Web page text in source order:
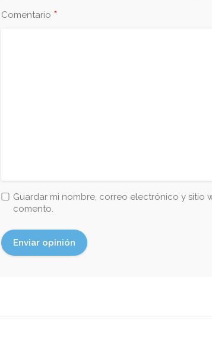
Comentario *
Guardar mi nombre, correo electrónico y sitio
comento.